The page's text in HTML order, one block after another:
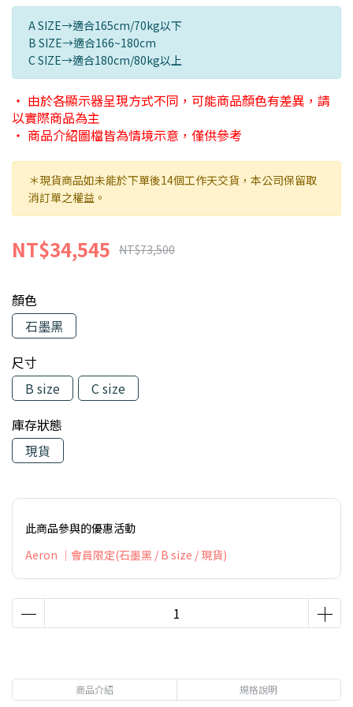
A SIZE→適合165cm/70kg以下
B SIZE→適合166~180cm
C SIZE→適合180cm/80kg以上
・ 由於各顯示器呈現方式不同，可能商品顏色有差異，請
以實際商品為主
・ 商品介紹圖檔皆為情境示意，僅供參考
＊現貨商品如未能於下單後14個工作天交貨，本公司保留取
消訂單之權益。
NT$34,545 NT$73,500
顏色
石墨黑
尺寸
B size
C size
庫存狀態
現貨
此商品參與的優惠活動
Aeron ｜會員限定(石墨黑 / B size / 現貨)
商品介紹 規格說明